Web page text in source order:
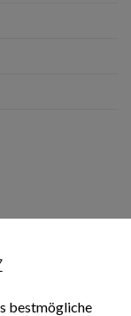
bestmögliche